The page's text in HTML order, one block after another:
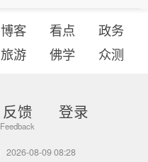
博客 看点
政务
旅游 佛学 众测
反馈 登录
2026-08-09 08:28